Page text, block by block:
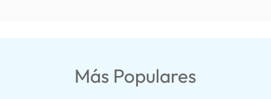
Más Populares